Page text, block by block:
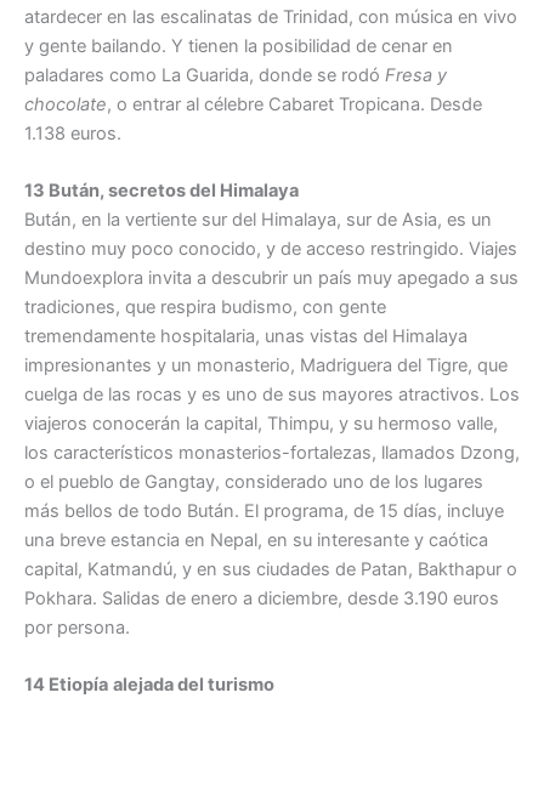
atardecer en las escalinatas de Trinidad, con música en vivo
y gente bailando. Y tienen la posibilidad de cenar en
paladares como La Guarida, donde se rodó Fresa y
chocolate, o entrar al célebre Cabaret Tropicana. Desde
1.138 euros.
13 Bután, secretos del Himalaya
Bután, en la vertiente sur del Himalaya, sur de Asia, es un
destino muy poco conocido, y de acceso restringido. Viajes
Mundoexplora invita a descubrir un país muy apegado a sus
tradiciones, que respira budismo, con gente
tremendamente hospitalaria, unas vistas del Himalaya
impresionantes y un monasterio, Madriguera del Tigre, que
cuelga de las rocas y es uno de sus mayores atractivos. Los
viajeros conocerán la capital, Thimpu, y su hermoso valle,
los característicos monasterios-fortalezas, llamados Dzong,
o el pueblo de Gangtay, considerado uno de los lugares
más bellos de todo Bután. El programa, de 15 días, incluye
una breve estancia en Nepal, en su interesante y caótica
capital, Katmandú, y en sus ciudades de Patan, Bakthapur o
Pokhara. Salidas de enero a diciembre, desde 3.190 euros
por persona.
14 Etiopía alejada del turismo